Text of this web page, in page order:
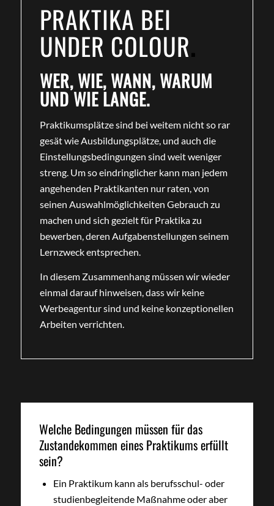
PRAKTIKA BEI
UNDER COLOUR.
WER, WIE, WANN, WARUM
UND WIE LANGE.
Praktikumsplätze sind bei weitem nicht so rar
gesät wie Ausbildungsplätze, und auch die
Einstellungsbedingungen sind weit weniger
streng. Um so eindringlicher kann man jedem
angehenden Praktikanten nur raten, von
seinen Auswahlmöglichkeiten Gebrauch zu
machen und sich gezielt für Praktika zu
bewerben, deren Aufgabenstellungen seinem
Lernzweck entsprechen.
In diesem Zusammenhang müssen wir wieder
einmal darauf hinweisen, dass wir keine
Werbeagentur sind und keine konzeptionellen
Arbeiten verrichten.
Welche Bedingungen müssen für das
Zustandekommen eines Praktikums erfüllt
sein?
Ein Praktikum kann als berufsschul- oder
studienbegleitende Maßnahme oder aber